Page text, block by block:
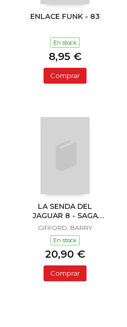
ENLACE FUNK - 83
En stock
8,95 €
Comprar
LA SENDA DEL
JAGUAR 8 - SAGA
SAILOR Y LULA
GIFFORD, BARRY
En stock
20,90 €
Comprar